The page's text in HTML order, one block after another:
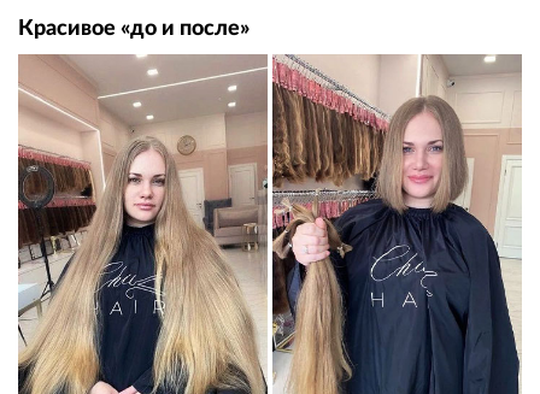
Красивое «до и после»